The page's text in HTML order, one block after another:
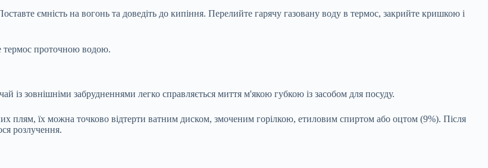
ємність на вогонь та доведіть до кипіння. Перелийте гарячу газовану воду в термос, закрийте кришкою і
термос проточною водою.
із зовнішніми забрудненнями легко справляється миття м'якою губкою із засобом для посуду.
плям, їх можна точково відтерти ватним диском, змоченим горілкою, етиловим спиртом або оцтом (9%). Після
розлучення.